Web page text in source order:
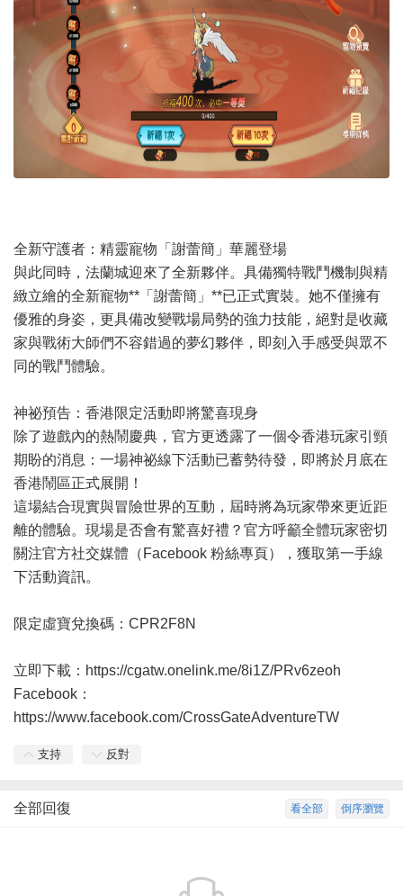
全新守護者：精靈寵物「謝蕾簡」華麗登場
與此同時，法蘭城迎來了全新夥伴。具備獨特戰鬥機制與精
緻立繪的全新寵物**「謝蕾簡」**已正式實裝。她不僅擁有
優雅的身姿，更具備改變戰場局勢的強力技能，絕對是收藏
家與戰術大師們不容錯過的夢幻夥伴，即刻入手感受與眾不
同的戰鬥體驗。
神祕預告：香港限定活動即將驚喜現身
除了遊戲內的熱鬧慶典，官方更透露了一個令香港玩家引頸
期盼的消息：一場神祕線下活動已蓄勢待發，即將於月底在
香港鬧區正式展開！
這場結合現實與冒險世界的互動，屆時將為玩家帶來更近距
離的體驗。現場是否會有驚喜好禮？官方呼籲全體玩家密切
關注官方社交媒體（Facebook 粉絲專頁），獲取第一手線
下活動資訊。
限定虛寶兌換碼：CPR2F8N
立即下載： https://cgatw.onelink.me/8i1Z/PRv6zeoh
Facebook：
https://www.facebook.com/CrossGateAdventureTW
支持 反對
倒序瀏覽
看全部
全部回復